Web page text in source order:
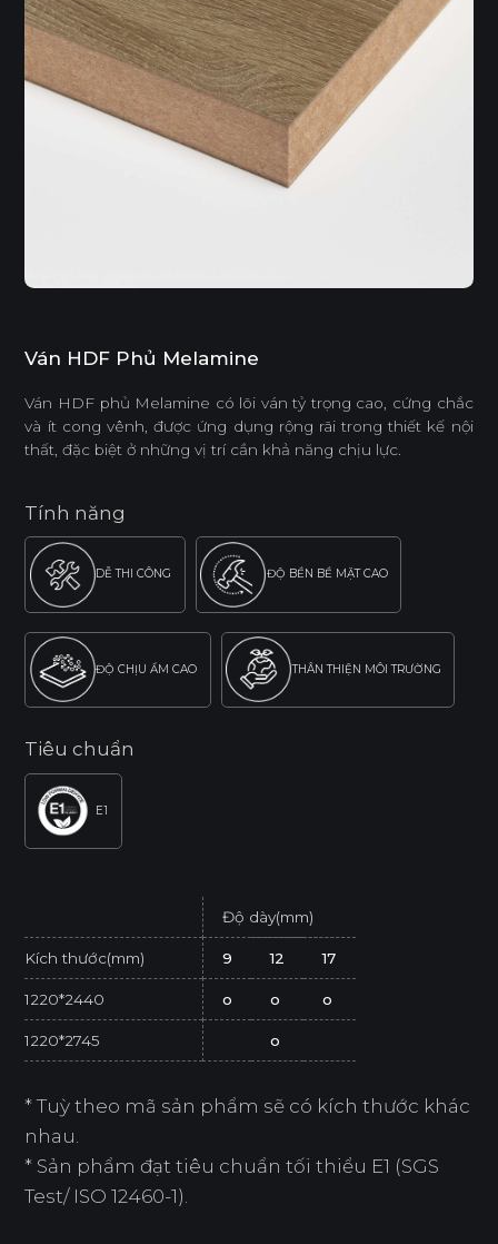
Ván HDF Phủ Melamine
Ván HDF phủ Melamine có lõi ván tỷ trọng cao, cứng chắc
và ít cong vênh, được ứng dụng rộng rãi trong thiết kế nội
thất, đặc biệt ở những vị trí cần khả năng chịu lực.
Tính năng
DỄ THI CÔNG ĐỘ BỀN BỀ MẶT CAO
ĐỘ CHỊU ẨM CAO THÂN THIỆN MÔI TRƯỜNG
Tiêu chuẩn
E1
Độ dày(mm)
Kích thước(mm) 9 12 17
1220*2440 o o o
1220*2745 o
* Tuỳ theo mã sản phẩm sẽ có kích thước khác
nhau.
* Sản phẩm đạt tiêu chuẩn tối thiểu E1 (SGS
Test/ ISO 12460-1).